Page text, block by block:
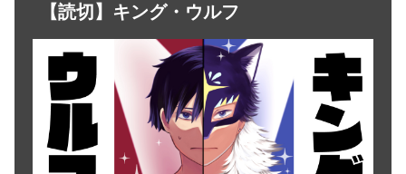
【読切】キング・ウルフ